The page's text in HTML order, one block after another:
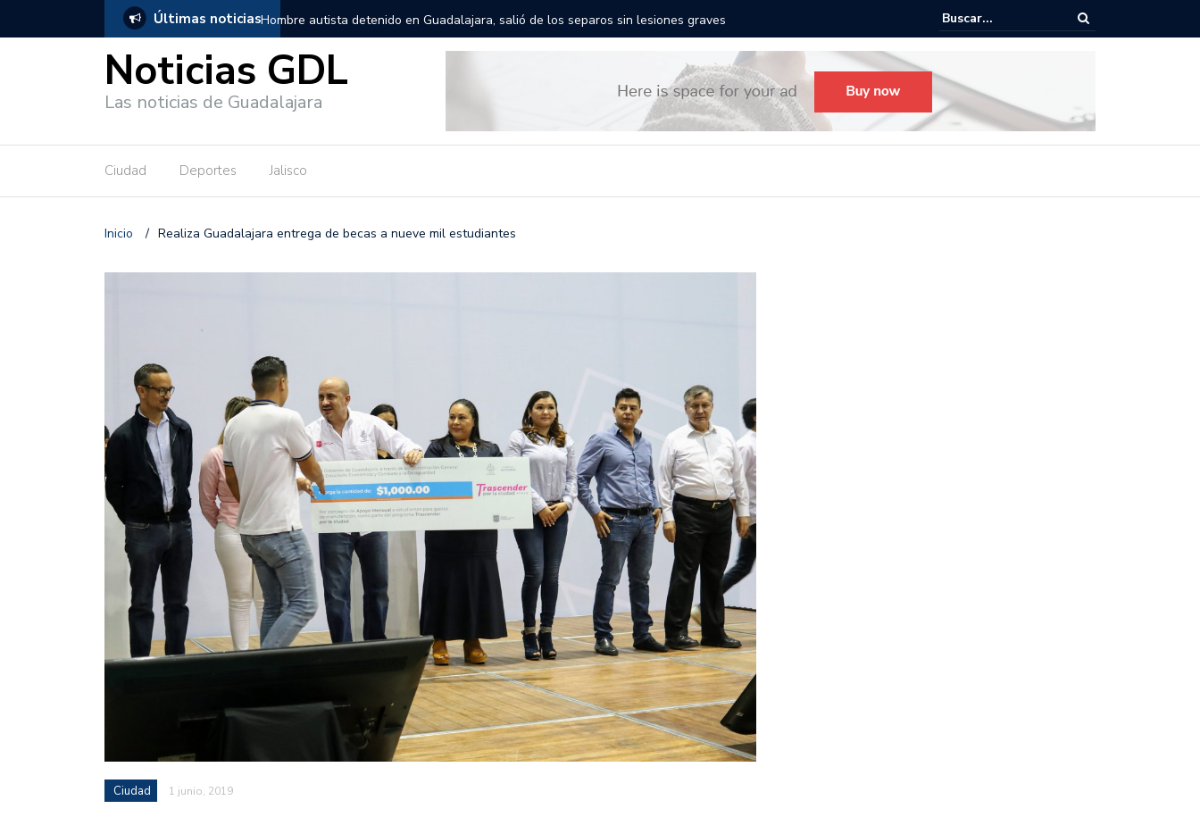
Últimas noticias
salió de los separos sin lesiones graves Títeres gigantes recorrerán las calles de Guadalajara: aparta la fecha Todo listo para el Festival Desfile Día de Muertos 2025 en Guadalajara
Noticias GDL
Las noticias de Guadalajara
Ciudad Deportes Jalisco
Inicio / Realiza Guadalajara entrega de becas a nueve mil estudiantes
Ciudad 1 junio, 2019